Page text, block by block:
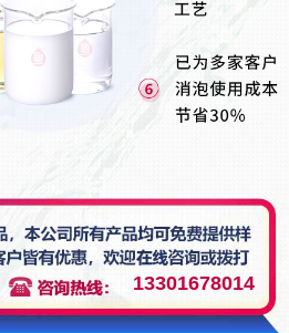
13301678014